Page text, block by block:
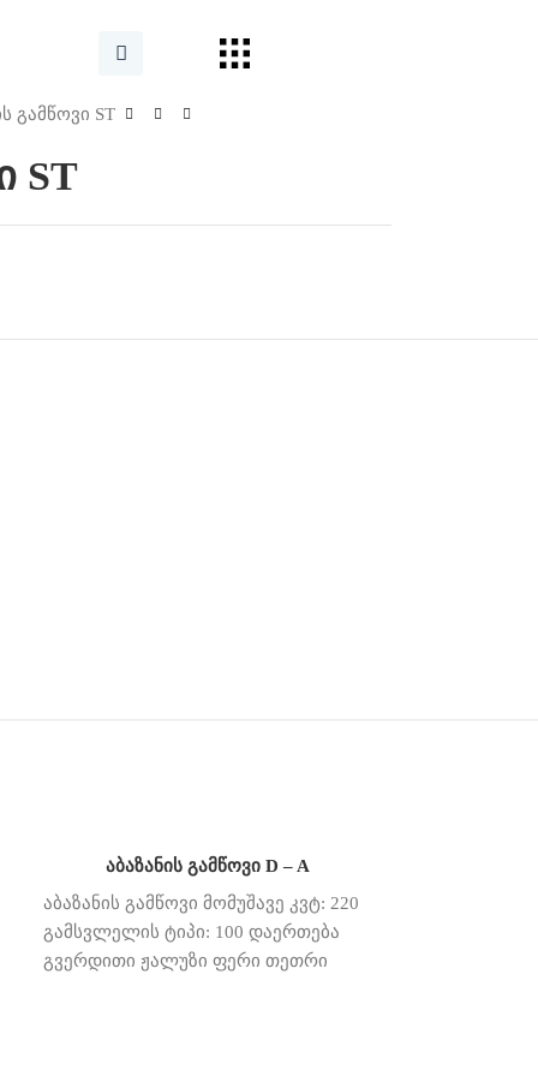
გამწოვი ST
ST
აბაზანის გამწოვი D – A
აბაზანის გამწოვი მომუშავე კვტ: 220
გამსვლელის ტიპი: 100 დაერთება
გვერდითი ჟალუზი ფერი თეთრი